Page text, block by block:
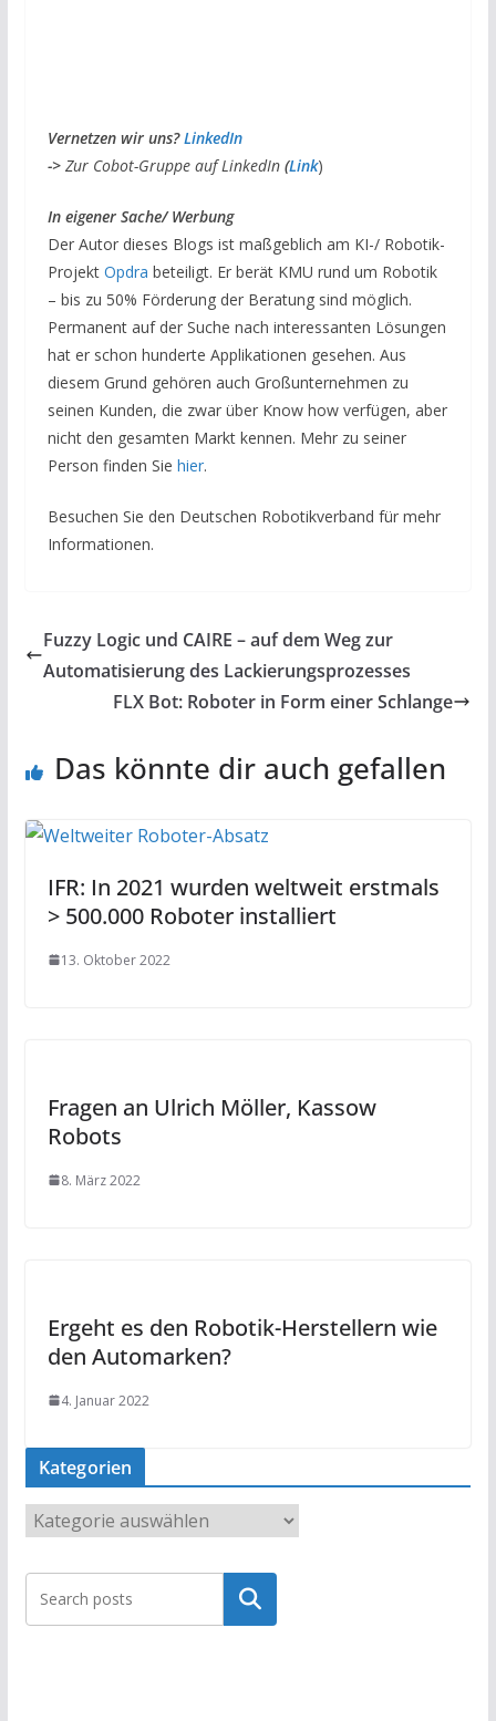
Vernetzen wir uns? LinkedIn
-> Zur Cobot-Gruppe auf LinkedIn(Link)
In eigener Sache/ Werbung
Der Autor dieses Blogs ist maßgeblich am KI-/ Robotik-
Projekt Opdra beteiligt. Er berät KMU rund um Robotik
– bis zu 50% Förderung der Beratung sind möglich.
Permanent auf der Suche nach interessanten Lösungen
hat er schon hunderte Applikationen gesehen. Aus
diesem Grund gehören auch Großunternehmen zu
seinen Kunden, die zwar über Know how verfügen, aber
nicht den gesamten Markt kennen. Mehr zu seiner
Person finden Sie hier.
Besuchen Sie den Deutschen Robotikverband für mehr
Informationen.
Fuzzy Logic und CAIRE – auf dem Weg zur
Automatisierung des Lackierungsprozesses
FLX Bot: Roboter in Form einer Schlange
Das könnte dir auch gefallen
IFR: In 2021 wurden weltweit erstmals
> 500.000 Roboter installiert
13. Oktober 2022
Fragen an Ulrich Möller, Kassow
Robots
8. März 2022
Ergeht es den Robotik-Herstellern wie
den Automarken?
4. Januar 2022
Kategorien
a
t
g
Suchen